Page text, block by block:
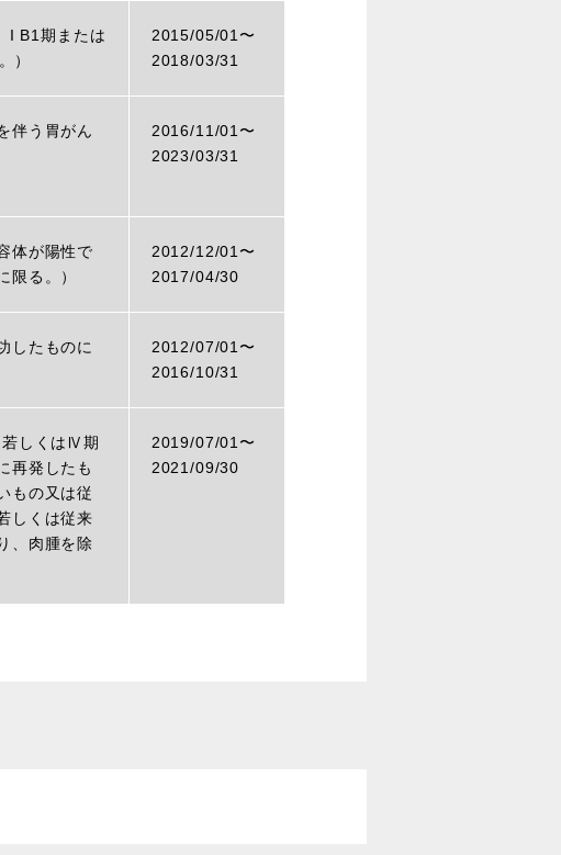
I B1期または
）
2015/05/01〜
2018/03/31
伴う胃がん
2016/11/01〜
2023/03/31
体が陽性で
限る。）
2012/12/01〜
2017/04/30
したものに
2012/07/01〜
2016/10/31
しくはⅣ期
再発したも
もの又は従
しくは従来
、肉腫を除
2019/07/01〜
2021/09/30